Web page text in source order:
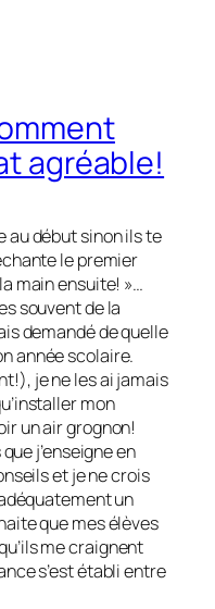
agréable!
au début sinon ils te
le premier
main ensuite! »…
souvent de la
demandé de quelle
année scolaire.
je ne les ai jamais
mon
un air grognon!
j’enseigne en
et je ne crois
un
que mes élèves
me craignent
s’est établi entre